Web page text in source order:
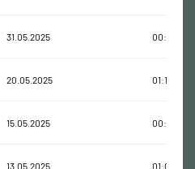
31.05.2025 00:48:57
20.05.2025 01:17:02
15.05.2025 00:41:54
13.05.2025 01:03:57